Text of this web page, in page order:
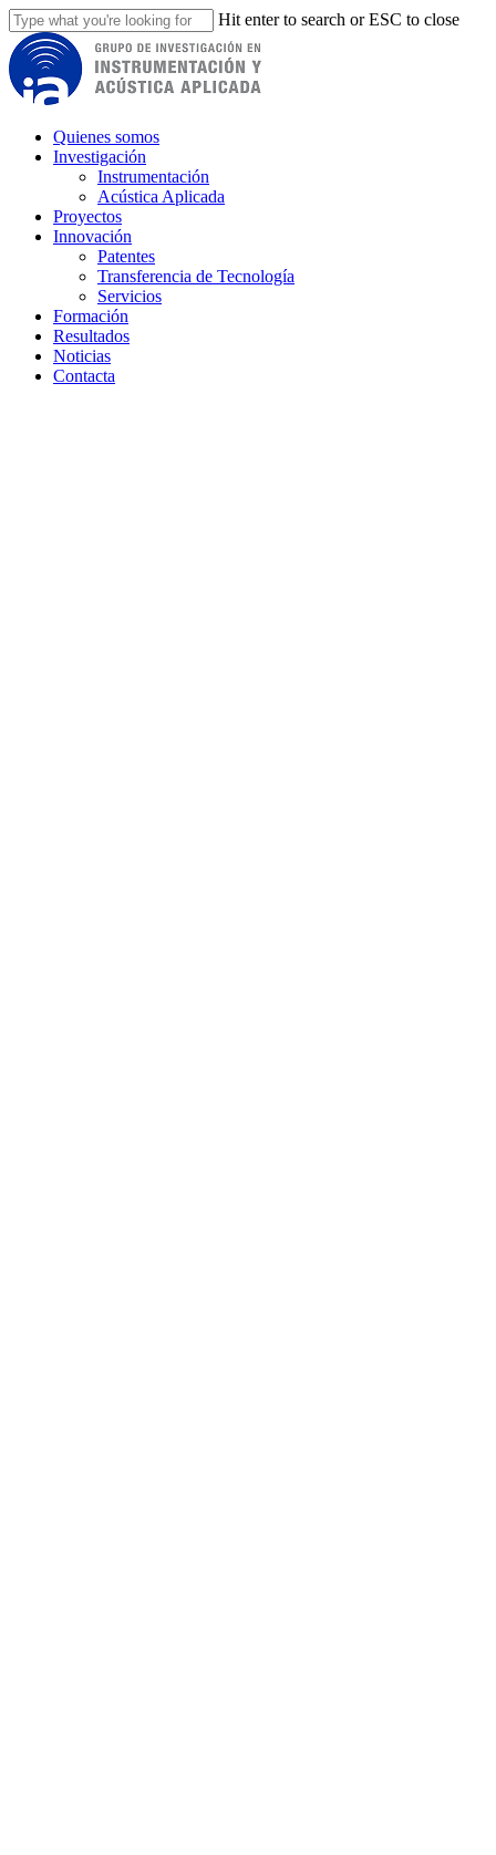
Skip
to
main
content
Hit enter to search or ESC to close
Close
Search
Menu
Quienes somos
Investigación
Instrumentación
Acústica Aplicada
Proyectos
Innovación
Patentes
Transferencia de Tecnología
Servicios
Formación
Resultados
Noticias
Contacta